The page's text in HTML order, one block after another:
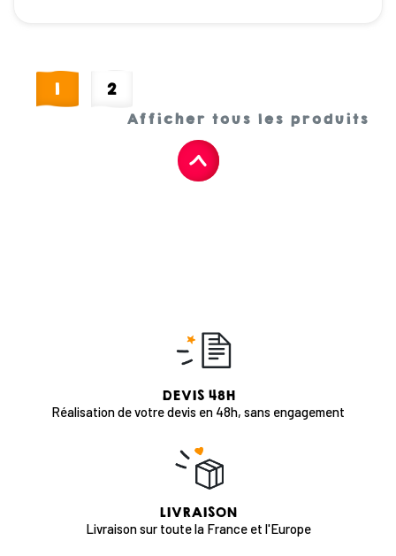
1 2
Afficher tous les produits
DEVIS 48H
Réalisation de votre devis en 48h, sans engagement
LIVRAISON
Livraison sur toute la France et l'Europe